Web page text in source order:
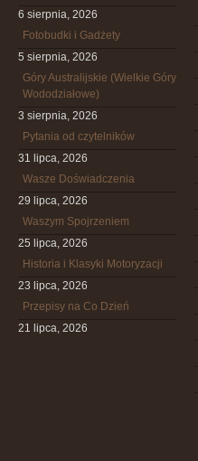
6 sierpnia, 2026
Fotobudki i Gadżety
5 sierpnia, 2026
Góry Australijskie (Wielkie Góry
Wododziałowe)
3 sierpnia, 2026
Pytania od czytelników
31 lipca, 2026
Wasze Doświadczenia
29 lipca, 2026
Waszym Spojrzeniem
25 lipca, 2026
Historia i Klasyki Motoryzacji
23 lipca, 2026
Przepisy na Co Dzień
21 lipca, 2026